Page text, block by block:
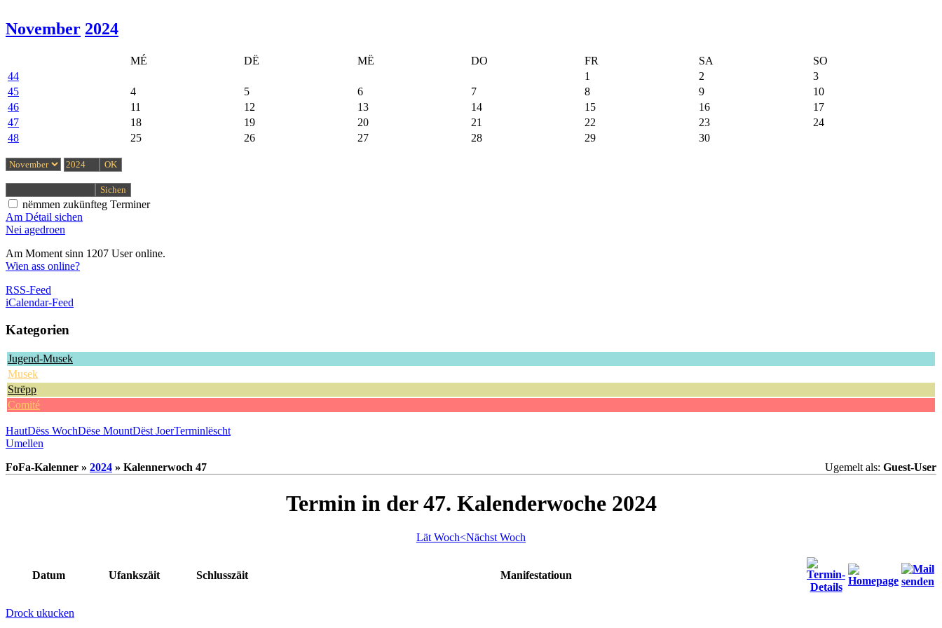
November 2024
MÉ DË MË DO FR SA
SO
44
1 2
3
45
4 5 6 7 8 9
10
46
11 12 13 14 15 16
17
47
18 19 20 21 22 23
24
48
25 26 27 28 29 30
nëmmen zukünfteg Terminer
Am Détail sichen
Nei agedroen
Am Moment sinn 1207 User online.
Wien ass online?
RSS-Feed
iCalendar-Feed
Kategorien
Jugend-Musek
Musek
Strëpp
Comité
HautDëss WochDëse MountDëst JoerTerminlëscht
Umellen
FoFa-Kalenner » 2024 » Kalennerwoch 47 Ugemelt als: Guest-User
Termin in der 47. Kalenderwoche 2024
Lät Woch<Nächst Woch
Datum Ufankszäit Schlusszäit Manifestatioun
Drock ukucken